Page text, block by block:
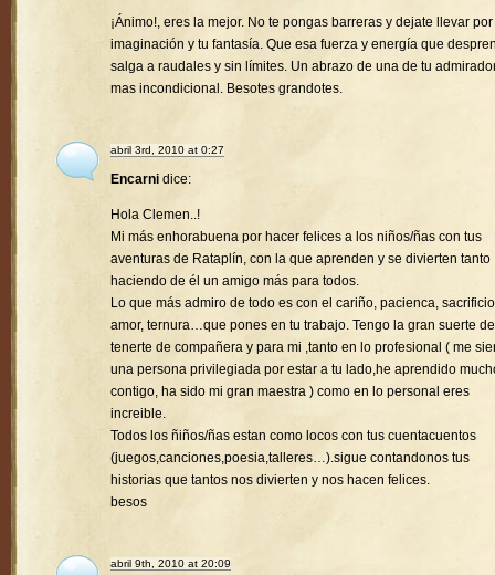
¡Ánimo!, eres la mejor. No te pongas barreras y dejate llevar por
imaginación y tu fantasía. Que esa fuerza y energía que
salga a raudales y sin límites. Un abrazo de una de tu
mas incondicional. Besotes grandotes.
abril 3rd, 2010 at 0:27
Encarni dice:
Hola Clemen..!
Mi más enhorabuena por hacer felices a los niños/ñas con tus
aventuras de Rataplín, con la que aprenden y se divierten tanto
haciendo de él un amigo más para todos.
Lo que más admiro de todo es con el cariño, pacienca,
amor, ternura…que pones en tu trabajo. Tengo la gran suerte de
tenerte de compañera y para mi ,tanto en lo profesional ( me
una persona privilegiada por estar a tu lado,he aprendido
contigo, ha sido mi gran maestra ) como en lo personal eres
increible.
Todos los ñiños/ñas estan como locos con tus cuentacuentos
(juegos,canciones,poesia,talleres…).sigue contandonos tus
historias que tantos nos divierten y nos hacen felices.
besos
abril 9th, 2010 at 20:09